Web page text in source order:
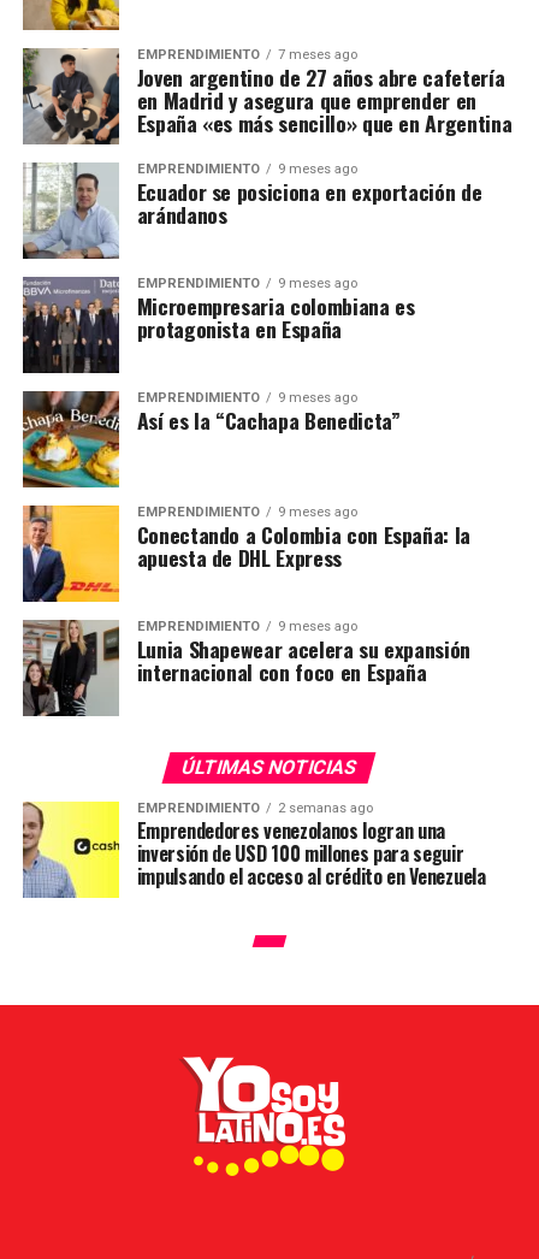
EMPRENDIMIENTO 7 meses ago
Joven argentino de 27 años abre cafetería
en Madrid y asegura que emprender en
España «es más sencillo» que en Argentina
EMPRENDIMIENTO 9 meses ago
Ecuador se posiciona en exportación de
arándanos
EMPRENDIMIENTO 9 meses ago
Microempresaria colombiana es
protagonista en España
EMPRENDIMIENTO 9 meses ago
Así es la “Cachapa Benedicta”
EMPRENDIMIENTO 9 meses ago
Conectando a Colombia con España: la
apuesta de DHL Express
EMPRENDIMIENTO 9 meses ago
Lunia Shapewear acelera su expansión
internacional con foco en España
ÚLTIMAS NOTICIAS
EMPRENDIMIENTO 2 semanas ago
Emprendedores venezolanos logran una
inversión de USD 100 millones para seguir
impulsando el acceso al crédito en Venezuela